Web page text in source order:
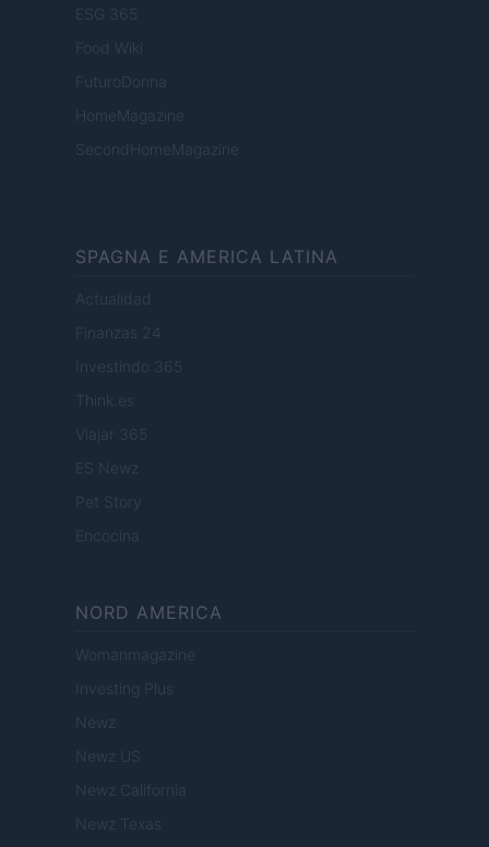
ESG 365
Food Wiki
FuturoDonna
HomeMagazine
SecondHomeMagazine
SPAGNA E AMERICA LATINA
Actualidad
Finanzas 24
Investindo 365
Think.es
Viajar 365
ES Newz
Pet Story
Encocina
NORD AMERICA
Womanmagazine
Investing Plus
Newz
Newz US
Newz California
Newz Texas